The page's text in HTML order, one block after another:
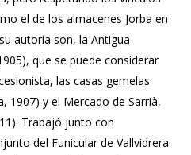
el de los almacenes Jorba en
autoría son, la Antigua
que se puede considerar
las casas gemelas
1907) y el Mercado de Sarrià,
Trabajó junto con
del Funicular de Vallvidrera